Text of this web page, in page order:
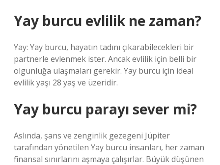
Yay burcu evlilik ne zaman?
Yay: Yay burcu, hayatın tadını çıkarabilecekleri bir
partnerle evlenmek ister. Ancak evlilik için belli bir
olgunluğa ulaşmaları gerekir. Yay burcu için ideal
evlilik yaşı 28 yaş ve üzeridir.
Yay burcu parayı sever mi?
Aslında, şans ve zenginlik gezegeni Jüpiter
tarafından yönetilen Yay burcu insanları, her zaman
finansal sınırlarını aşmaya çalışırlar. Büyük düşünen